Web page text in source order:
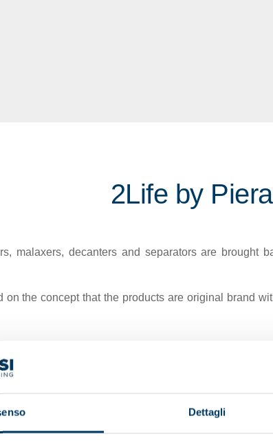
Dettagli
2Life by
malaxers, decanters and separators are brought
on the concept that the products are original brand
to current regulatory and technological standards
personnel using only Pieralisi spare parts
as offered for new products